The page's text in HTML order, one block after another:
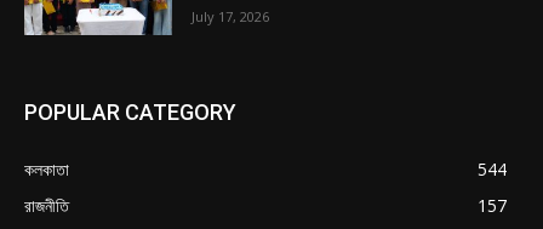
July 17, 2026
POPULAR CATEGORY
কলকাতা
544
রাজনীতি
157